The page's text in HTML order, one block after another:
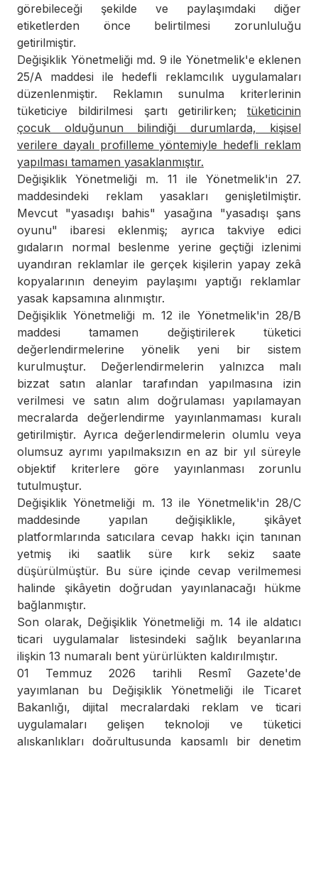
görebileceği şekilde ve paylaşımdaki diğer
etiketlerden önce belirtilmesi zorunluluğu
getirilmiştir.
Değişiklik Yönetmeliği md. 9 ile Yönetmelik'e eklenen
25/A maddesi ile hedefli reklamcılık uygulamaları
düzenlenmiştir. Reklamın sunulma kriterlerinin
tüketiciye bildirilmesi şartı getirilirken; tüketicinin
çocuk olduğunun bilindiği durumlarda, kişisel
verilere dayalı profilleme yöntemiyle hedefli reklam
yapılması tamamen yasaklanmıştır.
Değişiklik Yönetmeliği m. 11 ile Yönetmelik'in 27.
maddesindeki reklam yasakları genişletilmiştir.
Mevcut "yasadışı bahis" yasağına "yasadışı şans
oyunu" ibaresi eklenmiş; ayrıca takviye edici
gıdaların normal beslenme yerine geçtiği izlenimi
uyandıran reklamlar ile gerçek kişilerin yapay zekâ
kopyalarının deneyim paylaşımı yaptığı reklamlar
yasak kapsamına alınmıştır.
Değişiklik Yönetmeliği m. 12 ile Yönetmelik'in 28/B
maddesi tamamen değiştirilerek tüketici
değerlendirmelerine yönelik yeni bir sistem
kurulmuştur. Değerlendirmelerin yalnızca malı
bizzat satın alanlar tarafından yapılmasına izin
verilmesi ve satın alım doğrulaması yapılamayan
mecralarda değerlendirme yayınlanmaması kuralı
getirilmiştir. Ayrıca değerlendirmelerin olumlu veya
olumsuz ayrımı yapılmaksızın en az bir yıl süreyle
objektif kriterlere göre yayınlanması zorunlu
tutulmuştur.
Değişiklik Yönetmeliği m. 13 ile Yönetmelik'in 28/C
maddesinde yapılan değişiklikle, şikâyet
platformlarında satıcılara cevap hakkı için tanınan
yetmiş iki saatlik süre kırk sekiz saate
düşürülmüştür. Bu süre içinde cevap verilmemesi
halinde şikâyetin doğrudan yayınlanacağı hükme
bağlanmıştır.
Son olarak, Değişiklik Yönetmeliği m. 14 ile aldatıcı
ticari uygulamalar listesindeki sağlık beyanlarına
ilişkin 13 numaralı bent yürürlükten kaldırılmıştır.
01 Temmuz 2026 tarihli Resmî Gazete'de
yayımlanan bu Değişiklik Yönetmeliği ile Ticaret
Bakanlığı, dijital mecralardaki reklam ve ticari
uygulamaları gelişen teknoloji ve tüketici
alışkanlıkları doğrultusunda kapsamlı bir denetim